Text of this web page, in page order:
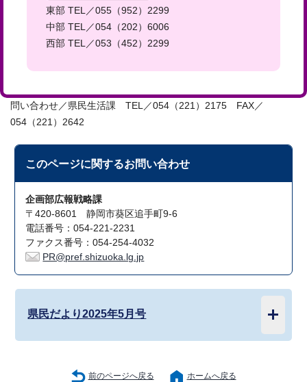
東部 TEL／055（952）2299
中部 TEL／054（202）6006
西部 TEL／053（452）2299
問い合わせ／県民生活課 TEL／054（221）2175 FAX／
054（221）2642
このページに関するお問い合わせ
企画部広報戦略課
〒420-8601 静岡市葵区追手町9-6
電話番号：054-221-2231
ファクス番号：054-254-4032
PR@pref.shizuoka.lg.jp
県民だより2025年5月号
前のページへ戻る ホームへ戻る